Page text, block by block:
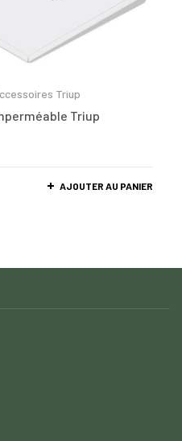
Triup
Triup
AJOUTER AU PANIER